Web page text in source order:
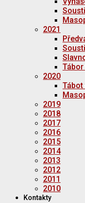
2021
Tábor
2020
Tábot
2019
2018
2017
2016
2015
2014
2013
2012
2011
2010
Kontakty